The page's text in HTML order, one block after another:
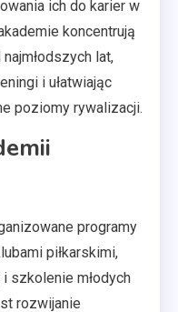
ich do karier w
koncentrują
lat,
i ułatwiając
poziomy rywalizacji.
programy
piłkarskimi,
szkolenie młodych
rozwijanie